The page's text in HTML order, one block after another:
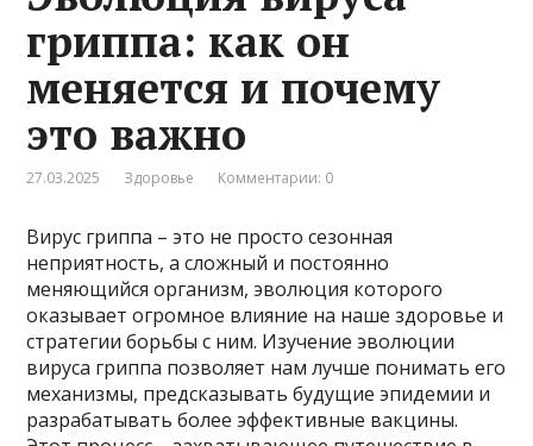
гриппа: как он
меняется и почему
это важно
27.03.2025 Здоровье Комментарии: 0
Вирус гриппа – это не просто сезонная
неприятность, а сложный и постоянно
меняющийся организм, эволюция которого
оказывает огромное влияние на наше здоровье и
стратегии борьбы с ним. Изучение эволюции
вируса гриппа позволяет нам лучше понимать его
механизмы, предсказывать будущие эпидемии и
разрабатывать более эффективные вакцины.